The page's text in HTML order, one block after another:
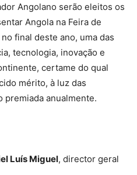
Angolano serão eleitos os
Angola na Feira de
final deste ano, uma das
tecnologia, inovação e
certame do qual
mérito, à luz das
premiada anualmente.
Luís Miguel, director geral